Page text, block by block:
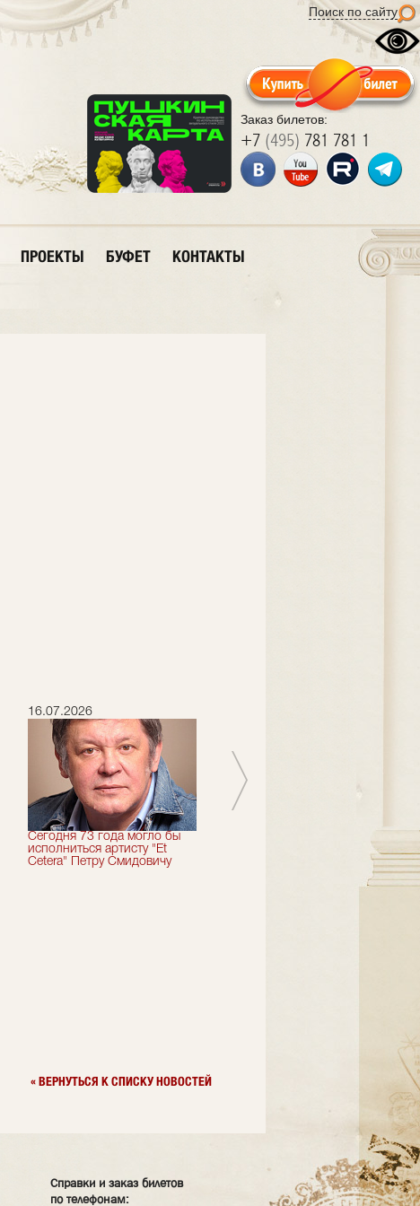
Поиск по сайту
Заказ билетов:
+7 (495) 781 781 1
ПРОЕКТЫ БУФЕТ КОНТАКТЫ
16.07.2026
Сегодня 73 года могло бы
исполниться артисту "Et
Cetera" Петру Смидовичу
отмечает актер "Et Cetera" -
« ВЕРНУТЬСЯ К СПИСКУ НОВОСТЕЙ
Справки и заказ билетов
по телефонам: